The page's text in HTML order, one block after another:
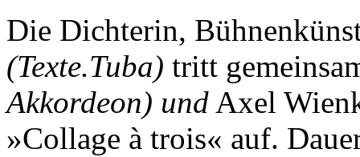
Die Dichterin,
(Texte.Tuba) tritt
Akkordeon) und Axel
»Collage à trois« auf.